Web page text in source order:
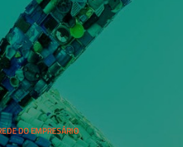
DO EMPRESÁRIO